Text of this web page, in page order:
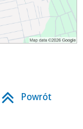
Powrót